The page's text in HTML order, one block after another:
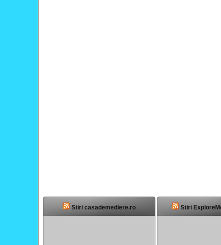
Stiri casademediere.ro Stiri